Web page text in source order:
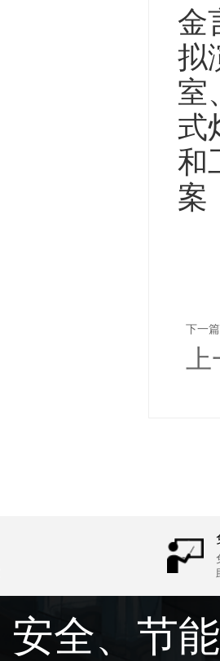
金
拟
室
式
和
案
下一
上
安全、节